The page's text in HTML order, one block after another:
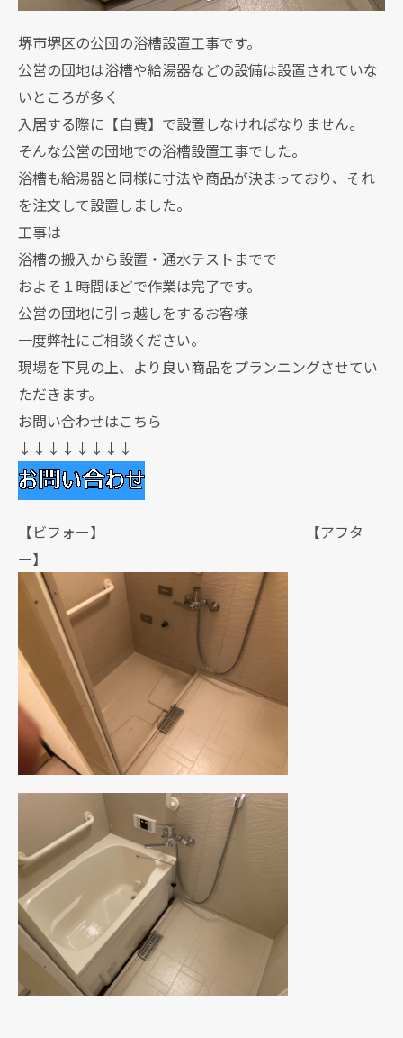
堺市堺区の公団の浴槽設置工事です。
公営の団地は浴槽や給湯器などの設備は設置されていな
いところが多く
入居する際に【自費】で設置しなければなりません。
そんな公営の団地での浴槽設置工事でした。
浴槽も給湯器と同様に寸法や商品が決まっており、それ
を注文して設置しました。
工事は
浴槽の搬入から設置・通水テストまでで
およそ１時間ほどで作業は完了です。
公営の団地に引っ越しをするお客様
一度弊社にご相談ください。
現場を下見の上、より良い商品をプランニングさせてい
ただきます。
お問い合わせはこちら
↓↓↓↓↓↓↓↓
【ビフォー】 【アフタ
ー】